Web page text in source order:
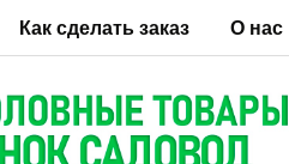
Как сделать заказ О нас